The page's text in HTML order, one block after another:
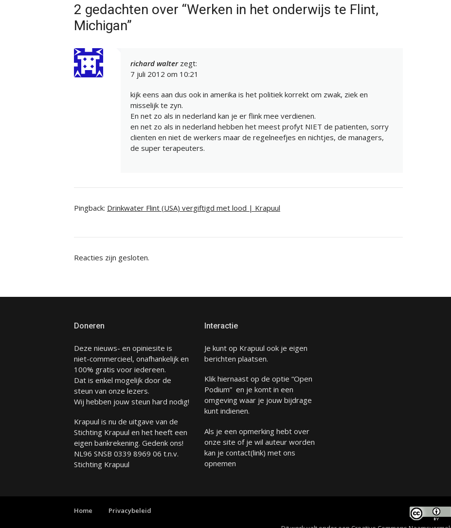
2 gedachten over “Werken in het onderwijs te Flint,
Michigan”
richard walter zegt:
7 juli 2012 om 10:21
kijk eens aan dus ook in amerika is het politiek korrekt om zwak, ziek en
misselijk te zyn.
En net zo als in nederland kan je er flink mee verdienen.
en net zo als in nederland hebben het meest profyt NIET de patienten, sorry
clienten en niet de werkers maar de regelneefjes en nichtjes, de managers,
de super terapeuters.
Pingback: Drinkwater Flint (USA) vergiftigd met lood | Krapuul
Reacties zijn gesloten.
Doneren
Deze nieuws- en opiniesite is
niet-commercieel, onafhankelijk en
100% gratis voor iedereen.
Dat is enkel mogelijk door de
steun van onze lezers.
Wij hebben jouw steun hard nodig!
Krapuul is nu de uitgave van de
Stichting Krapuul en het heeft een
eigen bankrekening. Gedenk ons!
NL96 SNSB 0339 8969 06 t.n.v.
Stichting Krapuul
Interactie
Je kunt op Krapuul ook je eigen
berichten plaatsen.
Klik hiernaast op de optie “Open
Podium” en je komt in een
omgeving waar je jouw bijdrage
kunt indienen.
Als je een opmerking hebt over
onze site of je wil auteur worden
kan je contact(link) met ons
opnemen
Home
Privacybeleid